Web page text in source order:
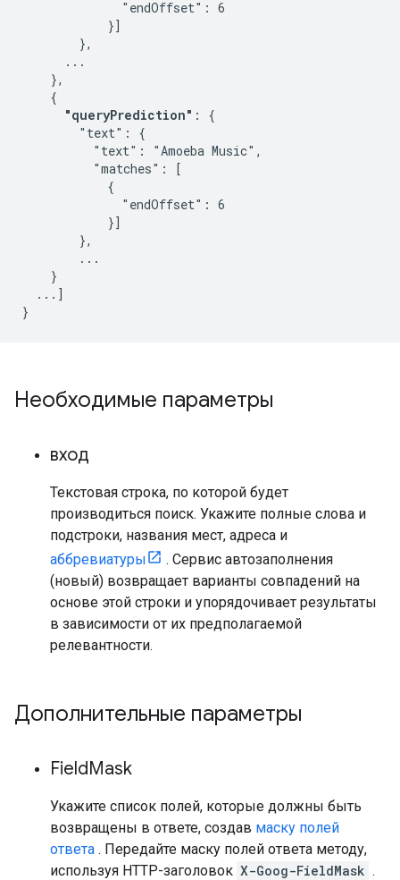
              "endOffset": 6
            }]
        },
      ...
    },
    {
"queryPrediction" : {
        "text": {
          "text": "Amoeba Music",
          "matches": [
            {
              "endOffset": 6
            }]
        },
        ...
    }
  ...]
}
Необходимые параметры
вход
Текстовая строка, по которой будет
производиться поиск. Укажите полные слова и
подстроки, названия мест, адреса и
аббревиатуры
. Сервис автозаполнения
(новый) возвращает варианты совпадений на
основе этой строки и упорядочивает результаты
в зависимости от их предполагаемой
релевантности.
Дополнительные параметры
FieldMask
Укажите список полей, которые должны быть
возвращены в ответе, создав маску полей
ответа . Передайте маску полей ответа методу,
используя HTTP-заголовок X-Goog-FieldMask .